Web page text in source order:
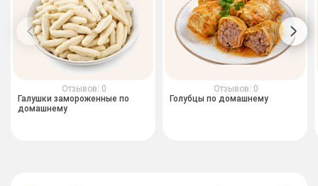
Отзывов: 0
Галушки замороженные по
домашнему
Отзывов: 0
Голубцы по домашнему